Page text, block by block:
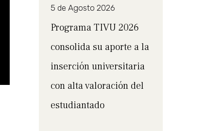
5 de Agosto 2026
Programa TIVU 2026
consolida su aporte a la
inserción universitaria
con alta valoración del
estudiantado